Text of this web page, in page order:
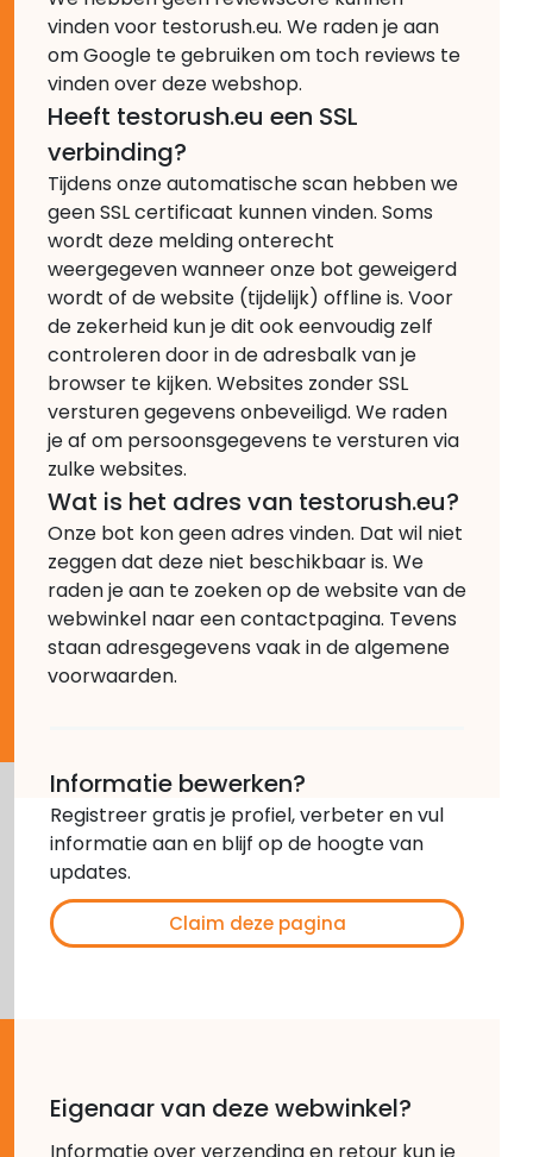
vinden voor testorush.eu. We raden je aan
om Google te gebruiken om toch reviews te
vinden over deze webshop.
Heeft testorush.eu een SSL
verbinding?
Tijdens onze automatische scan hebben we
geen SSL certificaat kunnen vinden. Soms
wordt deze melding onterecht
weergegeven wanneer onze bot geweigerd
wordt of de website (tijdelijk) offline is. Voor
de zekerheid kun je dit ook eenvoudig zelf
controleren door in de adresbalk van je
browser te kijken. Websites zonder SSL
versturen gegevens onbeveiligd. We raden
je af om persoonsgegevens te versturen via
zulke websites.
Wat is het adres van testorush.eu?
Onze bot kon geen adres vinden. Dat wil niet
zeggen dat deze niet beschikbaar is. We
raden je aan te zoeken op de website van de
webwinkel naar een contactpagina. Tevens
staan adresgegevens vaak in de algemene
voorwaarden.
Informatie bewerken?
Registreer gratis je profiel, verbeter en vul
informatie aan en blijf op de hoogte van
updates.
Claim deze pagina
Eigenaar van deze webwinkel?